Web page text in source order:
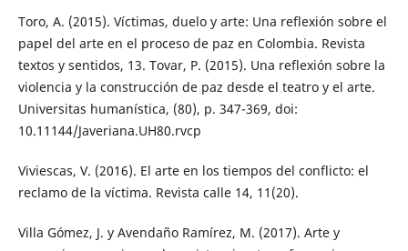
Toro, A. (2015). Víctimas, duelo y arte: Una reflexión sobre el
papel del arte en el proceso de paz en Colombia. Revista
textos y sentidos, 13. Tovar, P. (2015). Una reflexión sobre la
violencia y la construcción de paz desde el teatro y el arte.
Universitas humanística, (80), p. 347-369, doi:
10.11144/Javeriana.UH80.rvcp
Viviescas, V. (2016). El arte en los tiempos del conflicto: el
reclamo de la víctima. Revista calle 14, 11(20).
Villa Gómez, J. y Avendaño Ramírez, M. (2017). Arte y